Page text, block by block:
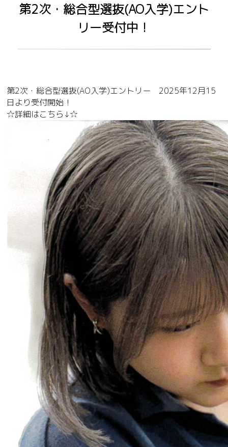
第2次・総合型選抜(AO入学)エント
リー受付中！
第2次・総合型選抜(AO入学)エントリー 2025年12月15
日より受付開始！
☆詳細はこちら↓☆